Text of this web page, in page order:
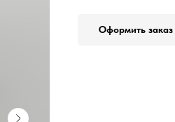
Оформить заказ